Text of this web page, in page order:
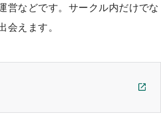
営などです。サークル内だけでな
会えます。